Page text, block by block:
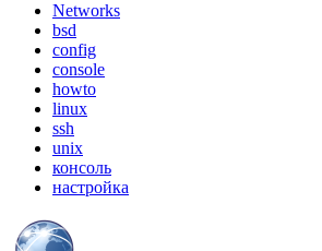
Networks
bsd
config
console
howto
linux
ssh
unix
консоль
настройка